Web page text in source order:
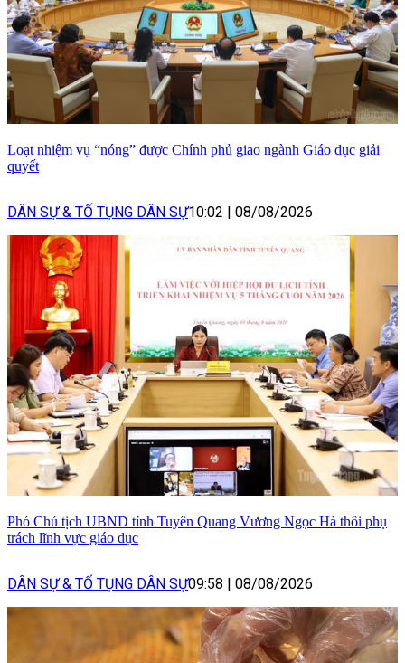
Loạt nhiệm vụ “nóng” được Chính phủ giao ngành Giáo dục giải
quyết
DÂN SỰ & TỐ TỤNG DÂN SỰ10:02 08/08/2026
Phó Chủ tịch UBND tỉnh Tuyên Quang Vương Ngọc Hà thôi phụ
trách lĩnh vực giáo dục
DÂN SỰ & TỐ TỤNG DÂN SỰ09:58 08/08/2026